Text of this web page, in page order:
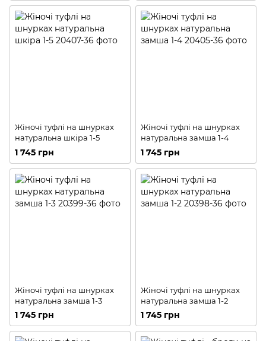
Жіночі туфлі на шнурках
натуральна шкіра 1-5
1 745 грн
Жіночі туфлі на шнурках
натуральна замша 1-4
1 745 грн
Жіночі туфлі на шнурках
натуральна замша 1-3
1 745 грн
Жіночі туфлі на шнурках
натуральна замша 1-2
1 745 грн